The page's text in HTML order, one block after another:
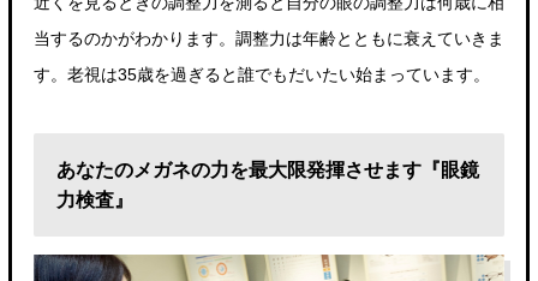
当するのかがわかります。調整力は年齢とともに衰えていきま
す。老視は35歳を過ぎると誰でもだいたい始まっています。
あなたのメガネの力を最大限発揮させます『眼鏡
力検査』